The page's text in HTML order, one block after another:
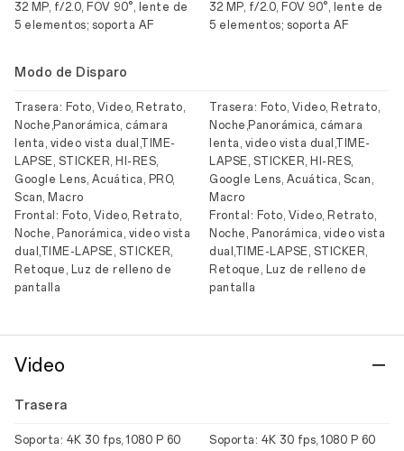
32 MP, f/2.0, FOV 90°, lente de
5 elementos; soporta AF
32 MP, f/2.0, FOV 90°, lente de
5 elementos; soporta AF
Modo de Disparo
Trasera: Foto, Video, Retrato,
Noche,Panorámica, cámara
lenta, video vista dual,TIME-
LAPSE, STICKER, HI-RES,
Google Lens, Acuática, PRO,
Scan, Macro
Frontal: Foto, Video, Retrato,
Noche, Panorámica, video vista
dual,TIME-LAPSE, STICKER,
Retoque, Luz de relleno de
pantalla
Trasera: Foto, Video, Retrato,
Noche,Panorámica, cámara
lenta, video vista dual,TIME-
LAPSE, STICKER, HI-RES,
Google Lens, Acuática, Scan,
Macro
Frontal: Foto, Video, Retrato,
Noche, Panorámica, video vista
dual,TIME-LAPSE, STICKER,
Retoque, Luz de relleno de
pantalla
Video
Trasera
Soporta: 4K 30 fps, 1080 P 60
Soporta: 4K 30 fps, 1080 P 60